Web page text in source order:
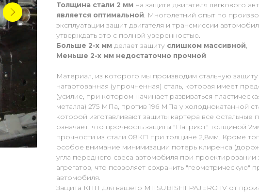
Толщина стали 2 мм на защите двигателя легкового
является оптимальной. Многолетний опыт по
эксплуатации защит двигателя и трансмиссии
утверждать это с полной уверенностью.
Больше 2-х мм делает защиту слишком массивной,
Меньше 2-х мм недостаточно прочной
Материал, из которого мы производим стальную защиту
нагартованная (упрочненная) сталь, которая имеет
(усилие, при котором начинает развиваться
металла) 275 МПа, против 196 МПа у холоднокатанной
которой изготавливают защиты картера все остальные
означает, что прочность защиты "Патриот" толщиной
прочности из стали 08КП при толщине 2,8мм. Кроме
особое внимание минимизации потерь клиренса
угла переднего свеса автомобиля при проектировании
агрегатов, что позволяет сохранить "геометрическую"
автомобиля.
Защита КПП для вашего MITSUBISHI PAJERO IV от